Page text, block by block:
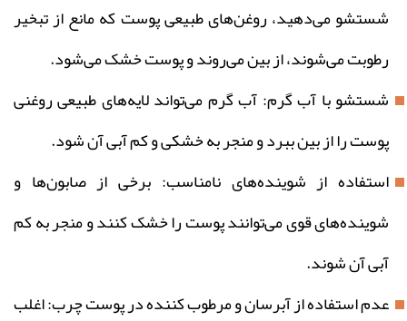
شستشو می‌دهید، روغن‌های طبیعی پوست که مانع از تبخیر
رطوبت می‌شوند، از بین می‌روند و پوست خشک می‌شود.
شستشو با آب گرم: آب گرم می‌تواند لایه‌های طبیعی روغنی
پوست را از بین ببرد و منجر به خشکی و کم آبی آن شود.
استفاده از شوینده‌های نامناسب: برخی از صابون‌ها و
شوینده‌های قوی می‌توانند پوست را خشک کنند و منجر به کم
آبی آن شوند.
عدم استفاده از آبرسان و مرطوب کننده در پوست چرب: اغلب